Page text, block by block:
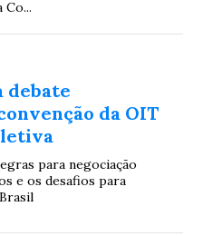
Co...
debate
da OIT
para negociação
e os desafios para